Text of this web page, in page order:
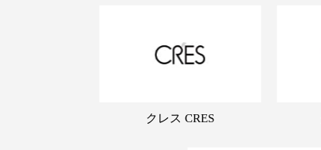
クレス CRES